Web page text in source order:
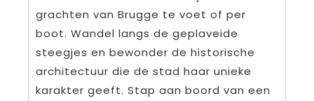
grachten van Brugge te voet of per
boot. Wandel langs de geplaveide
steegjes en bewonder de historische
architectuur die de stad haar unieke
karakter geeft. Stap aan boord van een